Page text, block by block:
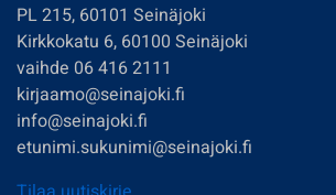
PL 215, 60101 Seinäjoki
Kirkkokatu 6, 60100 Seinäjoki
vaihde 06 416 2111
kirjaamo@seinajoki.fi
info@seinajoki.fi
etunimi.sukunimi@seinajoki.fi